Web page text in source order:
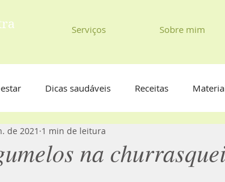
Serviços Sobre mim
Dicas saudáveis Receitas
na
de 2021 1 min de leitura